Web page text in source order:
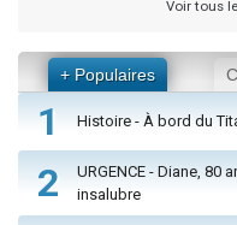
Voir tous
+ Populaires
1 Histoire - À bord du
2
URGENCE - Diane, 80
insalubre